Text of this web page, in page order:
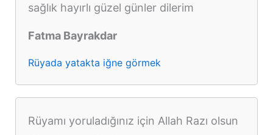
sağlık hayırlı güzel günler dilerim
Fatma Bayrakdar
Rüyada yatakta iğne görmek
Rüyamı yoruladığınız için Allah Razı olsun